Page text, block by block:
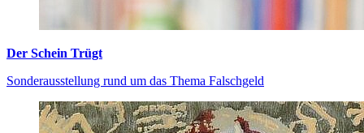
Der Schein Trügt
Sonderausstellung rund um das Thema Falschgeld